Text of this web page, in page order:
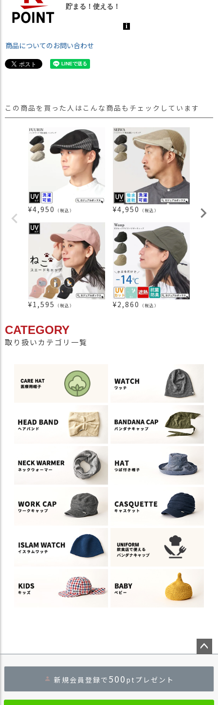
商品についてのお問い合わせ
この商品を買った人はこんな商品もチェックしています
¥4,950 （税込） ¥4,950 （税込） ¥990
¥1,595 （税込） ¥2,860 （税込）
CATEGORY
取り扱いカテゴリ一覧
ジト
へ
新規会員登録で 500 ptプレゼント